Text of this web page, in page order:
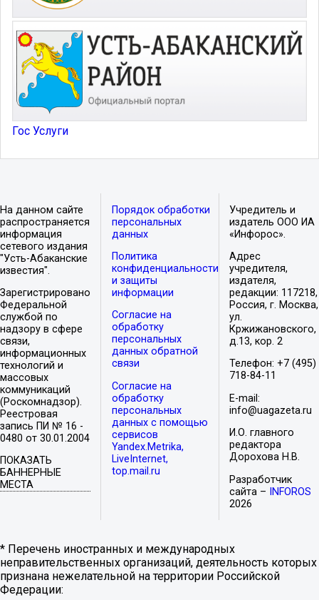
Гос Услуги
На данном сайте
распространяется
информация
сетевого издания
"Усть-Абаканские
известия".
Зарегистрировано
Федеральной
службой по
надзору в сфере
связи,
информационных
технологий и
массовых
коммуникаций
(Роскомнадзор).
Реестровая
запись ПИ № 16 -
0480 от 30.01.2004
ПОКАЗАТЬ
БАННЕРНЫЕ
МЕСТА
Порядок обработки
персональных
данных
Политика
конфиденциальности
и защиты
информации
Согласие на
обработку
персональных
данных обратной
связи
Согласие на
обработку
персональных
данных с помощью
сервисов
Yandex.Metrika,
LiveInternet,
top.mail.ru
Учредитель и
издатель ООО ИА
«Инфорос».
Адрес
учредителя,
издателя,
редакции: 117218,
Россия, г. Москва,
ул.
Кржижановского,
д.13, кор. 2
Телефон: +7 (495)
718-84-11
E-mail:
info@uagazeta.ru
И.О. главного
редактора
Дорохова Н.В.
Разработчик
сайта –
INFOROS
2026
* Перечень иностранных и международных
неправительственных организаций, деятельность которых
признана нежелательной на территории Российской
Федерации: